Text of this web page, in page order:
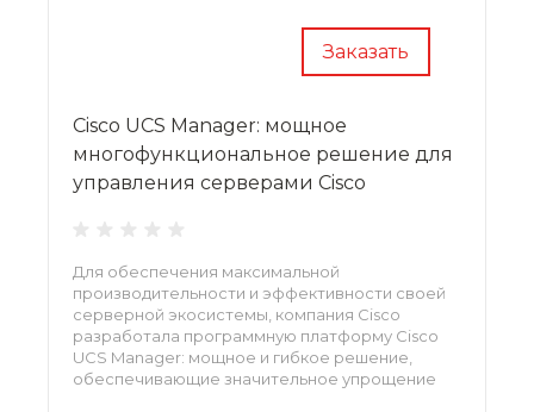
Заказать
Cisco UCS Manager: мощное
многофункциональное решение для
управления серверами Cisco
Для обеспечения максимальной
производительности и эффективности своей
серверной экосистемы, компания Cisco
разработала программную платформу Cisco
UCS Manager: мощное и гибкое решение,
обеспечивающие значительное упрощение